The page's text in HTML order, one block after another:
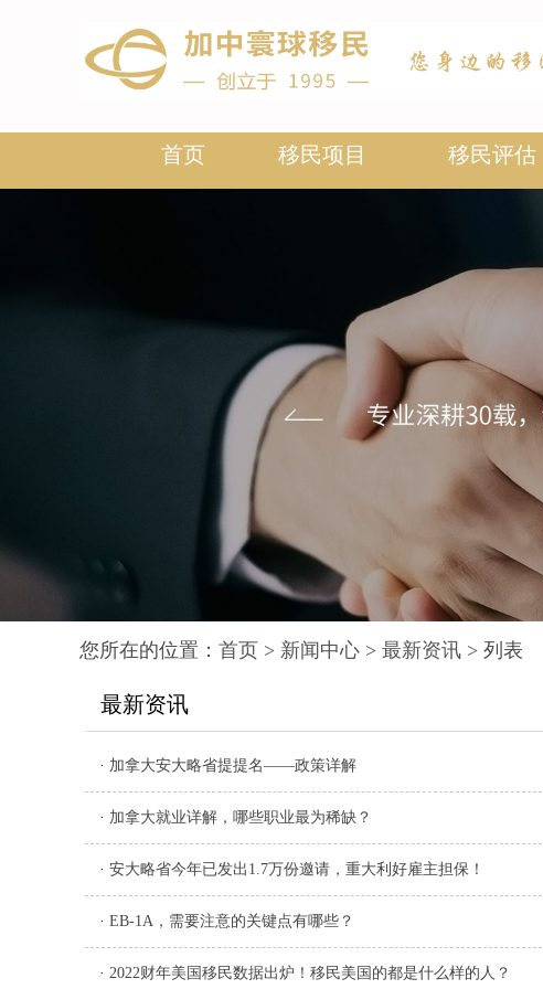
首页 移民项目 移民评估
您所在的位置： 首页 > 新闻中心 > 最新资讯 > 列表
最新资讯
· 加拿大安大略省提提名——政策详解
· 加拿大就业详解，哪些职业最为稀缺？
· 安大略省今年已发出1.7万份邀请，重大利好雇主担保！
· EB-1A，需要注意的关键点有哪些？
· 2022财年美国移民数据出炉！移民美国的都是什么样的人？